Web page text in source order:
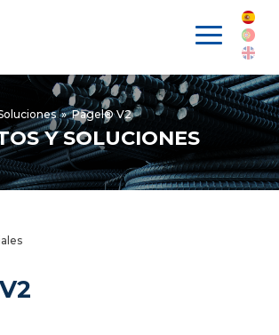
»Pagel® V2
Y SOLUCIONES